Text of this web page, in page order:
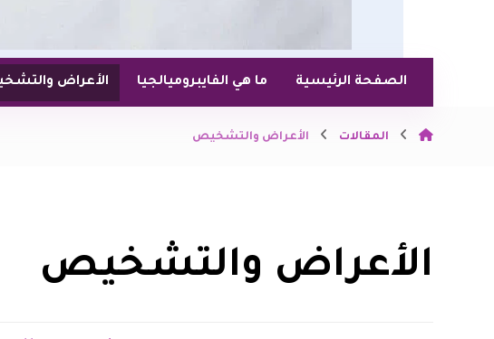
الصفحة الرئيسية ما هي الفايبروميالجيا الأعراض
المقالات الأعراض والتشخيص
الأعراض والتشخيص